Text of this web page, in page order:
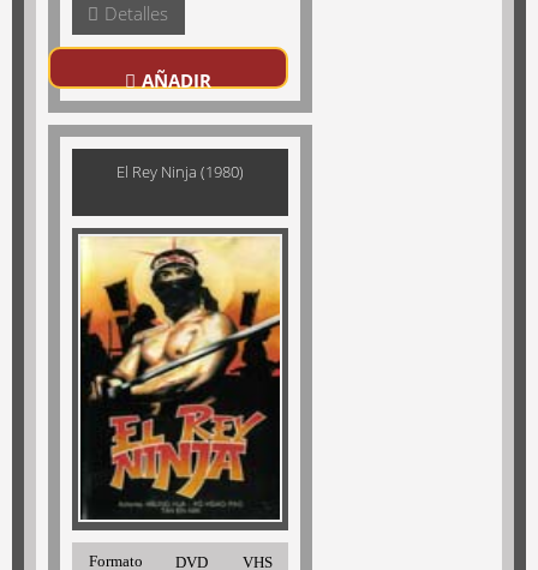
Detalles
AÑADIR
El Rey Ninja (1980)
Formato DVD VHS